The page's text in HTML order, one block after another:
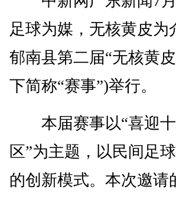
足球为媒，无核黄皮为
郁南县第二届“无核黄
下简称“赛事”)举行。
本届赛事以“喜迎十
区”为主题，以民间足
的创新模式。本次邀请